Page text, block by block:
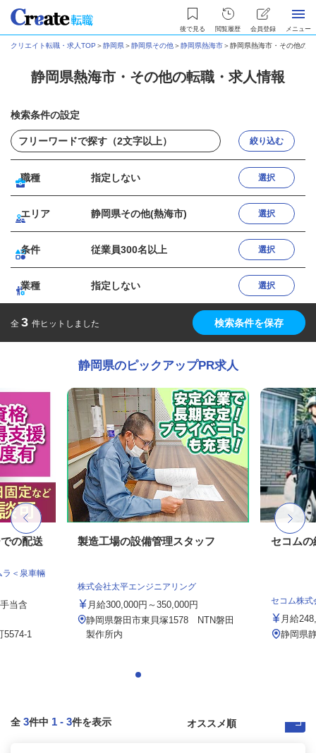
後で見る 閲覧履歴 会員登録 メニュー
クリエイト転職・求人TOP ＞静岡県＞静岡県その他＞静岡県熱海市＞静岡県熱海市・その他の
静岡県熱海市・その他の転職・求人情報
検索条件の設定
絞り込む
職種 指定しない 選択
エリア 静岡県その他(熱海市) 選択
条件 従業員300名以上 選択
業種 指定しない 選択
全 3 件ヒットしました 検索条件を保存
静岡県のピックアップPR求人
の配送
ラ＜泉車輛
当含
5574-1
製造工場の設備管理スタッフ
株式会社太平エンジニアリング
月給300,000円～350,000円
静岡県磐田市東貝塚1578 NTN磐田
製作所内
セコムの
セコム株式
月給
静岡県
全 3件中 1 - 3件を表示